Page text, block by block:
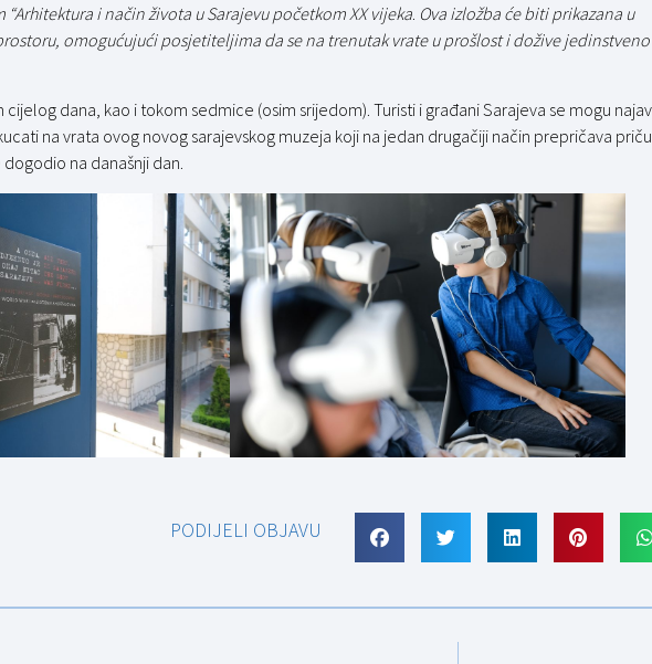
i način života u Sarajevu početkom XX vijeka. Ova izložba će biti prikazana u
omogućujući posjetiteljima da se na trenutak vrate u prošlost i dožive jedinstveno
dana, kao i tokom sedmice (osim srijedom). Turisti i građani Sarajeva se mogu
na vrata ovog novog sarajevskog muzeja koji na jedan drugačiji način prepričava priču
na današnji dan.
PODIJELI OBJAVU